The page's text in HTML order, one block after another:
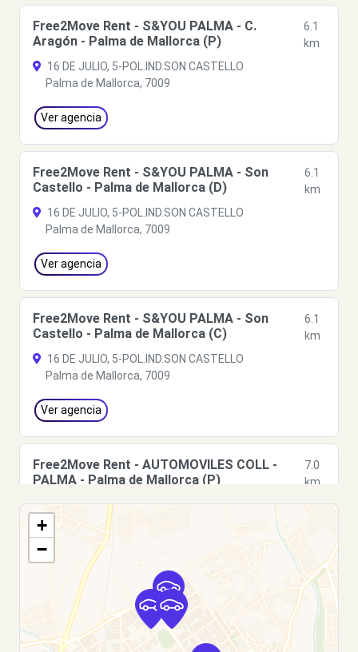
Free2Move Rent - S&YOU PALMA - C.
Aragón - Palma de Mallorca (P)
6.1
km
16 DE JULIO, 5-POL.IND.SON CASTELLO
Palma de Mallorca, 7009
Ver agencia
Free2Move Rent - S&YOU PALMA - Son
Castello - Palma de Mallorca (D)
6.1
km
16 DE JULIO, 5-POL.IND.SON CASTELLO
Palma de Mallorca, 7009
Ver agencia
Free2Move Rent - S&YOU PALMA - Son
Castello - Palma de Mallorca (C)
6.1
km
16 DE JULIO, 5-POL.IND.SON CASTELLO
Palma de Mallorca, 7009
Ver agencia
Free2Move Rent - AUTOMOVILES COLL -
PALMA - Palma de Mallorca (P)
7.0
km
Gran Via Asima, 16
Palma de Mallorca, 7009
Ver agencia
Free2Move Rent - ISLEÑA DE MOTORES, S. L.
- Palma de Mallorca (O)
7.1
km
+
−